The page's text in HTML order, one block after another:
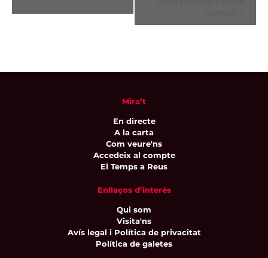
Mira’t
En directe
A la carta
Com veure'ns
Accedeix al compte
El Temps a Reus
Enllaços d’interès
Qui som
Visita'ns
Avís legal i Política de privacitat
Política de galetes